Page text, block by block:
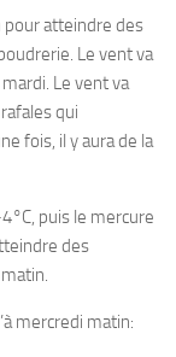
pour atteindre des
Le vent va
Le vent va
qui
fois, il y aura de la
puis le mercure
des
mercredi matin: